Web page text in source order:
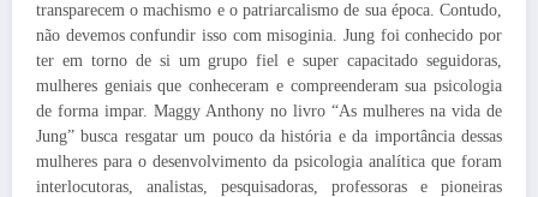
transparecem o machismo e o patriarcalismo de sua época. Contudo,
não devemos confundir isso com misoginia. Jung foi conhecido por
ter em torno de si um grupo fiel e super capacitado seguidoras,
mulheres geniais que conheceram e compreenderam sua psicologia
de forma impar. Maggy Anthony no livro “As mulheres na vida de
Jung” busca resgatar um pouco da história e da importância dessas
mulheres para o desenvolvimento da psicologia analítica que foram
interlocutoras, analistas, pesquisadoras, professoras e pioneiras